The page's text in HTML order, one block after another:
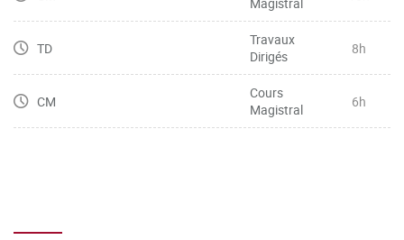
TD
Travaux
Dirigés
8h
CM
Cours
Magistral
6h